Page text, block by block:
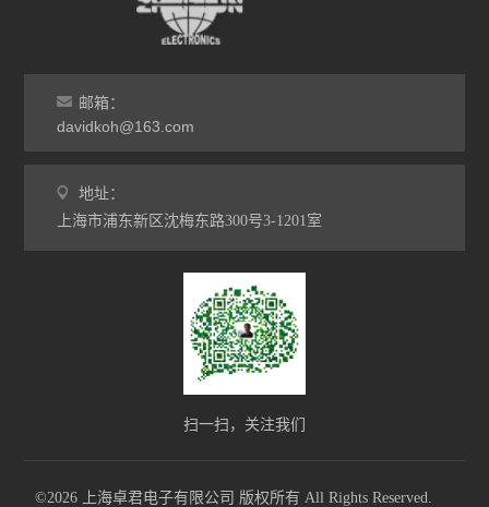
邮箱：
davidkoh@163.com
地址：
上海市浦东新区沈梅东路300号3-1201室
扫一扫，关注我们
©2026 上海卓君电子有限公司 版权所有 All Rights Reserved.